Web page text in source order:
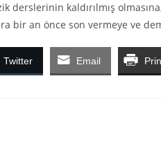
derslerinin kaldırılmış
bir an önce son vermeye ve
Twitter Email